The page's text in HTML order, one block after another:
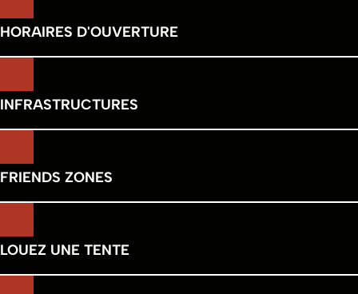
HORAIRES D'OUVERTURE
INFRASTRUCTURES
FRIENDS ZONES
LOUEZ UNE TENTE